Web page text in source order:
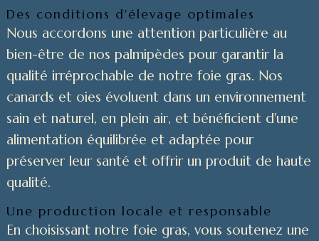
Des conditions d'élevage optimales
Nous accordons une attention particulière au
bien-être de nos palmipèdes pour garantir la
qualité irréprochable de notre foie gras. Nos
canards et oies évoluent dans un environnement
sain et naturel, en plein air, et bénéficient d'une
alimentation équilibrée et adaptée pour
préserver leur santé et offrir un produit de haute
qualité.
Une production locale et responsable
En choisissant notre foie gras, vous soutenez une